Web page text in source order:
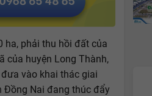
ha, phải thu hồi đất của
của huyện Long Thành,
vào khai thác giai
Đồng Nai đang thúc đẩy